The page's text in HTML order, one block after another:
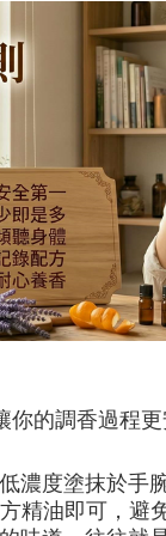
的調香過程更
濃度塗抹於手
精油即可，避